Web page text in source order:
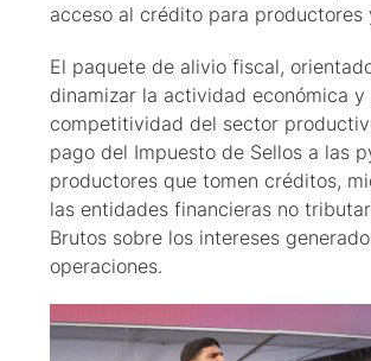
acceso al crédito para productores
El paquete de alivio fiscal,
dinamizar la actividad económica
competitividad del sector
pago del Impuesto de Sellos a las
productores que tomen créditos,
las entidades financieras no
Brutos sobre los intereses
operaciones.